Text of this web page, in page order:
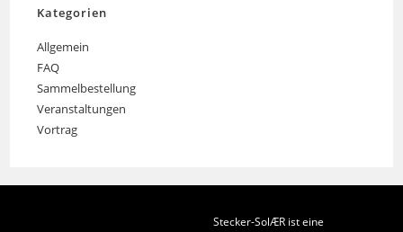
Kategorien
Allgemein
FAQ
Sammelbestellung
Veranstaltungen
Vortrag
Stecker-SolÆR ist eine